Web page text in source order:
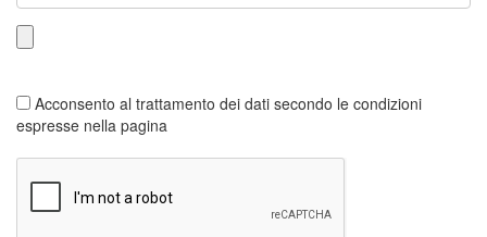
Acconsento al trattamento dei dati secondo le condizioni
espresse nella pagina